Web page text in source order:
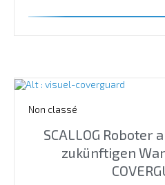
Non classé
SCALLOG Roboter
zukünftigen